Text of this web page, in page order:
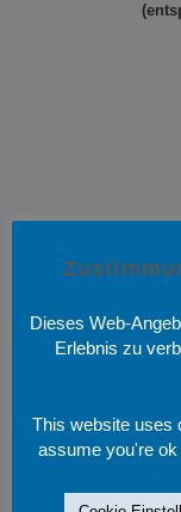
Dieses Web-
Erlebnis zu
This website uses
assume you're